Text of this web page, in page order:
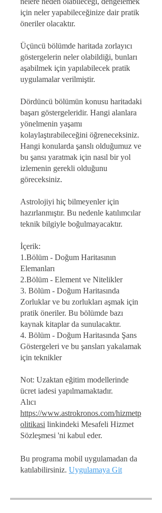
için neler yapabileceğinize dair pratik
öneriler olacaktır.
Üçüncü bölümde haritada zorlayıcı
göstergelerin neler olabildiği, bunları
aşabilmek için yapılabilecek pratik
uygulamalar verilmiştir.
Dördüncü bölümün konusu haritadaki
başarı göstergeleridir. Hangi alanlara
yönelmenin yaşamı
kolaylaştırabileceğini öğreneceksiniz.
Hangi konularda şanslı olduğumuz ve
bu şansı yaratmak için nasıl bir yol
izlemenin gerekli olduğunu
göreceksiniz.
Astrolojiyi hiç bilmeyenler için
hazırlanmıştır. Bu nedenle katılımcılar
teknik bilgiyle boğulmayacaktır.
İçerik:
1.Bölüm - Doğum Haritasının
Elemanları
2.Bölüm - Element ve Nitelikler
3. Bölüm - Doğum Haritasında
Zorluklar ve bu zorlukları aşmak için
pratik öneriler. Bu bölümde bazı
kaynak kitaplar da sunulacaktır.
4. Bölüm - Doğum Haritasında Şans
Göstergeleri ve bu şansları yakalamak
için teknikler
Not: Uzaktan eğitim modellerinde
ücret iadesi yapılmamaktadır.
Alıcı
https://www.astrokronos.com/hizmetp
olitikasi linkindeki Mesafeli Hizmet
Sözleşmesi 'ni kabul eder.
Bu programa mobil uygulamadan da
katılabilirsiniz. Uygulamaya Git